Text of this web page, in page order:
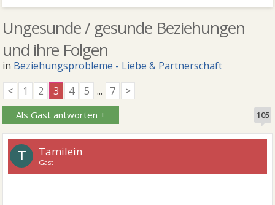
Ungesunde / gesunde Beziehungen
und ihre Folgen
in Beziehungsprobleme - Liebe & Partnerschaft
<
1 2 3 4 5 ... 7 >
Als Gast antworten + 105
T Tamilein
Gast